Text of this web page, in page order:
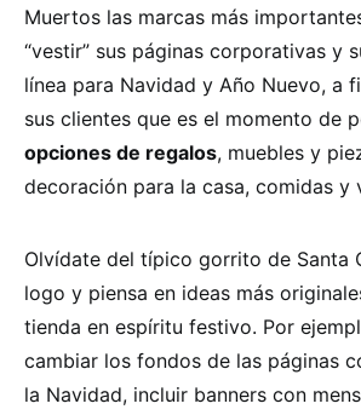
Muertos las marcas más
“vestir” sus páginas corporativas y
línea para Navidad y Año Nuevo, a
sus clientes que es el momento de
opciones de regalos, muebles y
decoración para la casa, comidas y
Olvídate del típico gorrito de Santa
logo y piensa en ideas más
tienda en espíritu festivo. Por
cambiar los fondos de las páginas
la Navidad, incluir banners con